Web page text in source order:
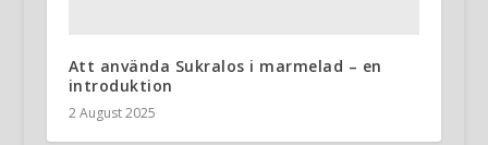
Att använda Sukralos i marmelad – en
introduktion
2 August 2025